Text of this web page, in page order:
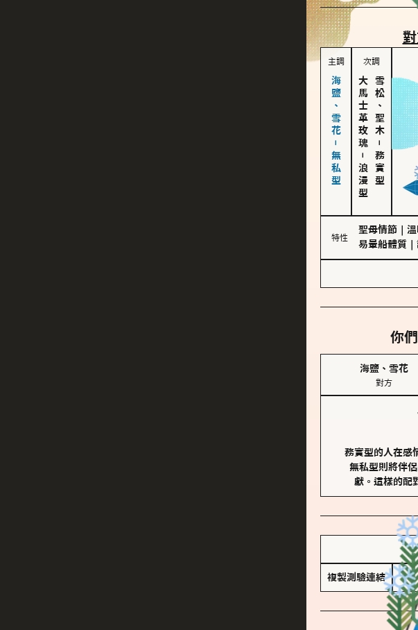
主調
海鹽、雪花－無私型
次調
大馬士革玫瑰
－
浪漫型
雪松、聖木
－
務實型
特性
聖母情節
易暈船體質
你
海鹽、雪花
對方
務實型的人在感
無私型則將伴
獻。這樣的配
複製測驗連結